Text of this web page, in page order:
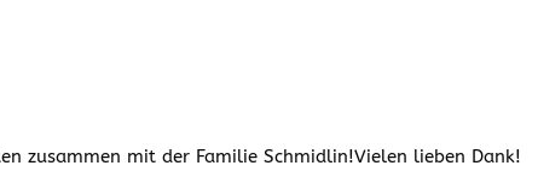
zusammen mit der Familie Schmidlin!Vielen lieben Dank!